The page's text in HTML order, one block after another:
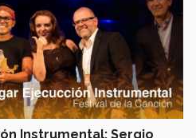
Instrumental: Sergio